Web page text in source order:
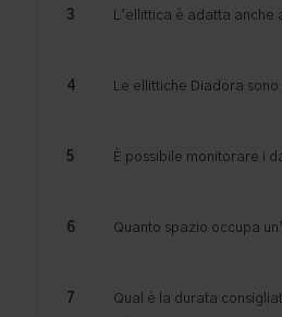
3 L’ellittica è adatta anche
4 Le ellittiche Diadora sono
5 È possibile monitorare i
6 Quanto spazio occupa
7
Qual è la durata